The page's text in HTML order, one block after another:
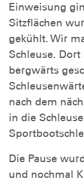
Einweisung
Sitzflächen
gekühlt. Wir
Schleuse.
bergwärts
nach dem
in die
Die Pause
und nochmal